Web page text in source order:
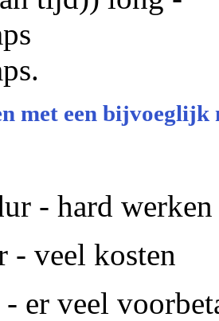
met een bijvoeglijk
- hard werken
- veel kosten
er veel